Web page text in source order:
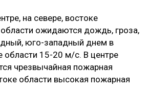
на севере, востоке
ожидаются дождь, гроза,
юго-западный днем в
области 15-20 м/с. В центре
чрезвычайная пожарная
области высокая пожарная